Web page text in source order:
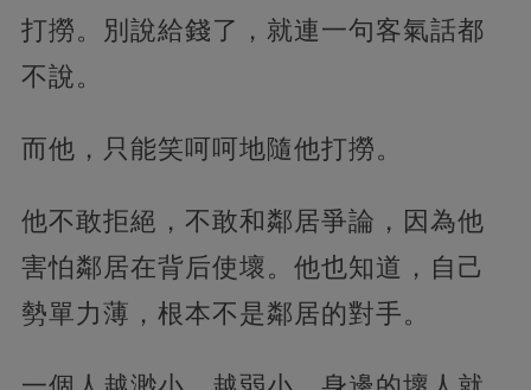
打撈。別說給錢了，就連一句客氣話都
不說。
而他，只能笑呵呵地隨他打撈。
他不敢拒絕，不敢和鄰居爭論，因為他
害怕鄰居在背后使壞。他也知道，自己
勢單力薄，根本不是鄰居的對手。